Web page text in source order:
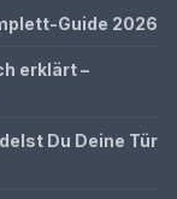
Guide 2026
erklärt –
Du Deine Tür